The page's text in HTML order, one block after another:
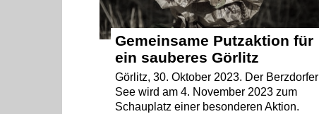
Gemeinsame Putzaktion für
ein sauberes Görlitz
Görlitz, 30. Oktober 2023. Der Berzdorfer
See wird am 4. November 2023 zum
Schauplatz einer besonderen Aktion.